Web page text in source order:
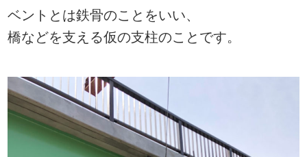
ベントとは鉄骨のことをいい、
橋などを支える仮の支柱のことです。